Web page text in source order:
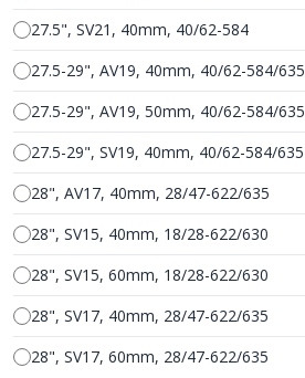
27.5", SV21, 40mm, 40/62-584
27.5-29", AV19, 40mm, 40/62-584/635
27.5-29", AV19, 50mm, 40/62-584/635
27.5-29", SV19, 40mm, 40/62-584/635
28", AV17, 40mm, 28/47-622/635
28", SV15, 40mm, 18/28-622/630
28", SV15, 60mm, 18/28-622/630
28", SV17, 40mm, 28/47-622/635
28", SV17, 60mm, 28/47-622/635